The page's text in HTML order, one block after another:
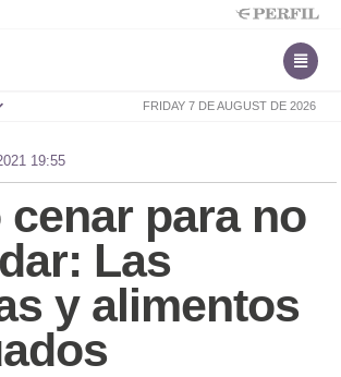
FRIDAY 7 DE AUGUST DE 2026
19:55
cenar para no
Las
y alimentos